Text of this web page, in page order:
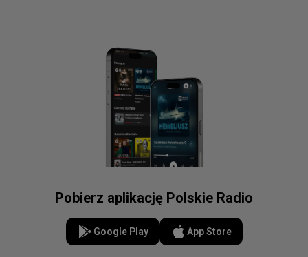
Pobierz aplikację Polskie Radio
Google Play App Store